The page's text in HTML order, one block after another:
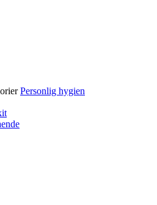
Personlig hygien